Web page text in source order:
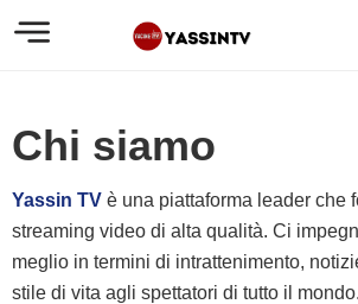
Chi siamo
Yassin TV è una piattaforma leader che
streaming video di alta qualità. Ci
meglio in termini di intrattenimento,
stile di vita agli spettatori di tutto il